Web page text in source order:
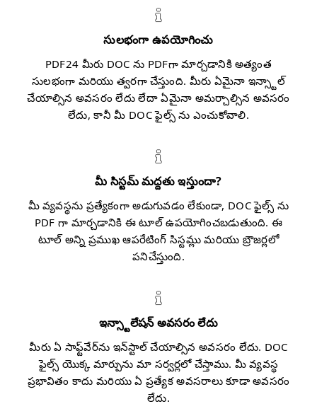
సులభంగా ఉపయోగించు
PDF24 మీరు DOC ను PDFగా మార్చడానికి అత్యంత
సులభంగా మరియు త్వరగా చేస్తుంది. మీరు ఏమైనా ఇన్స్టాల్
చేయాల్సిన అవసరం లేదు లేదా ఏమైనా అమర్చాల్సిన అవసరం
లేదు, కానీ మీ DOC ఫైల్స్ ను ఎంచుకోవాలి.
మీ సిస్టమ్ మద్దతు ఇస్తుందా?
మీ వ్యవస్థను ప్రత్యేకంగా అడుగువడం లేకుండా, DOC ఫైల్స్ ను
PDF గా మార్చడానికి ఈ టూల్ ఉపయోగించబడుతుంది. ఈ
టూల్ అన్ని ప్రముఖ ఆపరేటింగ్ సిస్టమ్లు మరియు బ్రౌజర్లలో
పనిచేస్తుంది.
ఇన్స్టాలేషన్ అవసరం లేదు
మీరు ఏ సాఫ్ట్‌వేర్‌ను ఇన్‌స్టాల్ చేయాల్సిన అవసరం లేదు. DOC
ఫైల్స్ యొక్క మార్పును మా సర్వర్లలో చేస్తాము. మీ వ్యవస్థ
ప్రభావితం కాదు మరియు ఏ ప్రత్యేక అవసరాలు కూడా అవసరం
లేదు.